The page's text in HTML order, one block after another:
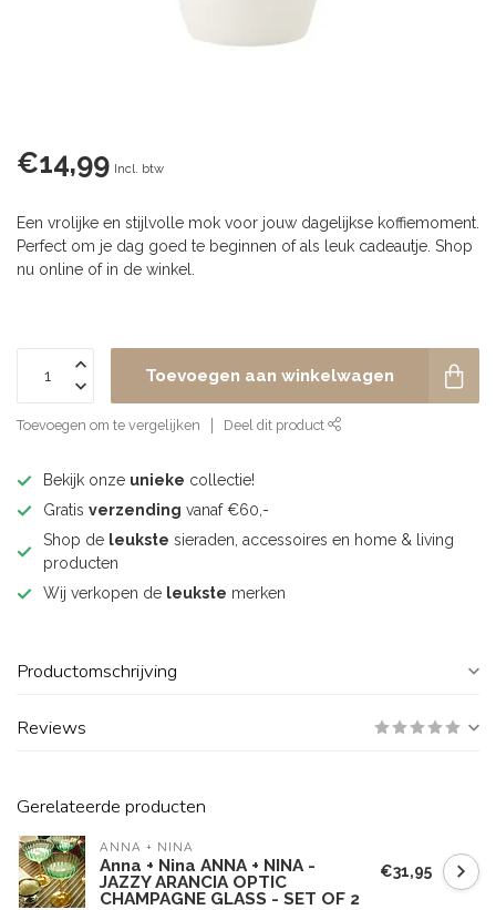
€14,99 Incl. btw
Een vrolijke en stijlvolle mok voor jouw dagelijkse koffiemoment.
Perfect om je dag goed te beginnen of als leuk cadeautje. Shop
nu online of in de winkel.
Toevoegen aan winkelwagen
Toevoegen om te vergelijken Deel dit product
Bekijk onze unieke collectie!
Gratis verzending vanaf €60,-
Shop de leukste sieraden, accessoires en home & living
producten
Wij verkopen de leukste merken
Productomschrijving
Reviews
Gerelateerde producten
ANNA + NINA
Anna + Nina ANNA + NINA -
JAZZY ARANCIA OPTIC
CHAMPAGNE GLASS - SET OF 2
€31,95